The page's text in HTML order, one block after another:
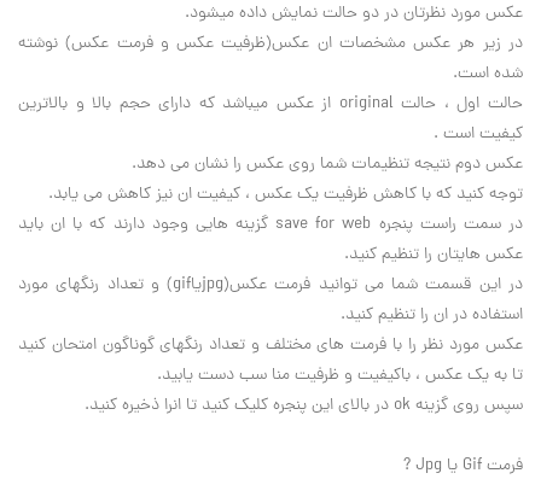
عکس مورد نظرتان در دو حالت نمايش داده ميشود.
در زير هر عکس مشخصات ان عکس(ظرفيت عکس و فرمت عکس) نوشته
شده است.
حالت اول ، حالت original از عکس ميباشد که داراي حجم بالا و بالاترين
کيفيت است .
عکس دوم نتيجه تنظيمات شما روي عکس را نشان مي دهد.
توجه کنيد که با کاهش ظرفيت يک عکس ، کيفيت ان نيز کاهش مي يابد.
در سمت راست پنجره save for web گزينه هايي وجود دارند که با ان بايد
عکس هايتان را تنظيم کنيد.
در اين قسمت شما مي توانيد فرمت عکس(jpgياgif) و تعداد رنگهاي مورد
استفاده در ان را تنظيم کنيد.
عکس مورد نظر را با فرمت هاي مختلف و تعداد رنگهاي گوناگون امتحان کنيد
تا به يک عکس ، باکيفيت و ظرفيت منا سب دست يابيد.
سپس روي گزينه ok در بالاي اين پنجره کليک کنيد تا انرا ذخيره کنيد.
فرمت Gif يا Jpg ?